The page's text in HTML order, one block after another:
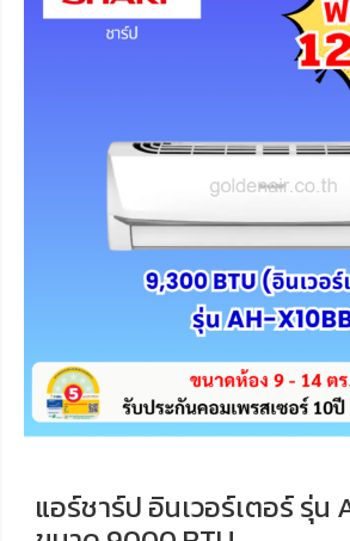
แอร์ชาร์ป อินเวอร์เตอร์ รุ่น